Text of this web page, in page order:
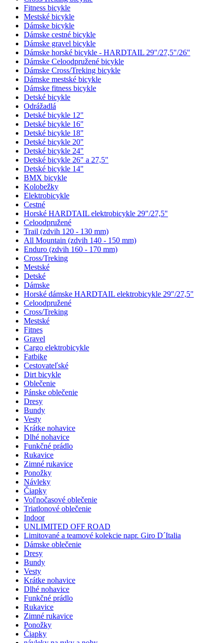
Fitness bicykle
Mestské bicykle
Dámske bicykle
Dámske cestné bicykle
Dámske gravel bicykle
Dámske horské bicykle - HARDTAIL 29"/27,5"/26"
Dámske Celoodpružené bicykle
Dámske Cross/Treking bicykle
Dámske mestské bicykle
Dámske fitness bicykle
Detské bicykle
Odrážadlá
Detské bicykle 12"
Detské bicykle 16"
Detské bicykle 18"
Detské bicykle 20"
Detské bicykle 24"
Detské bicykle 26" a 27,5"
Detské bicykle 14"
BMX bicykle
Kolobežky
Elektrobicykle
Cestné
Horské HARDTAIL elektrobicykle 29"/27,5"
Celoodpružené
Trail (zdvih 120 - 130 mm)
All Mountain (zdvih 140 - 150 mm)
Enduro (zdvih 160 - 170 mm)
Cross/Treking
Mestské
Detské
Dámske
Horské dámske HARDTAIL elektrobicykle 29"/27,5"
Celoodpružené
Cross/Treking
Mestské
Fitnes
Gravel
Cargo elektrobicykle
Fatbike
Cestovateľské
Dirt bicykle
Oblečenie
Pánske oblečenie
Dresy
Bundy
Vesty
Krátke nohavice
Dlhé nohavice
Funkčné prádlo
Rukavice
Zimné rukavice
Ponožky
Návleky
Čiapky
Voľnočasové oblečenie
Triatlonové oblečenie
Indoor
UNLIMITED OFF ROAD
Limitované a teamové kolekcie napr. Giro D´Italia
Dámske oblečenie
Dresy
Bundy
Vesty
Krátke nohavice
Dlhé nohavice
Funkčné prádlo
Rukavice
Zimné rukavice
Ponožky
Čiapky